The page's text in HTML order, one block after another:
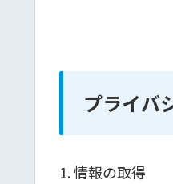
プライバ
1. 情報の取得